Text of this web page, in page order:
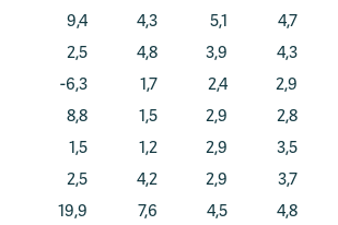
9,4 4,3 5,1
4,7
2,5 4,8 3,9
4,3
-6,3 1,7 2,4
2,9
8,8 1,5 2,9
2,8
1,5 1,2 2,9
3,5
2,5 4,2 2,9
3,7
19,9 7,6 4,5
4,8